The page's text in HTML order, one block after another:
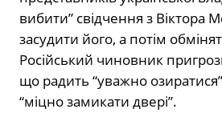
вибити” свідчення з Віктора
засудити його, а потім
Російський чиновник
що радить “уважно озиратися”
“міцно замикати двері”.